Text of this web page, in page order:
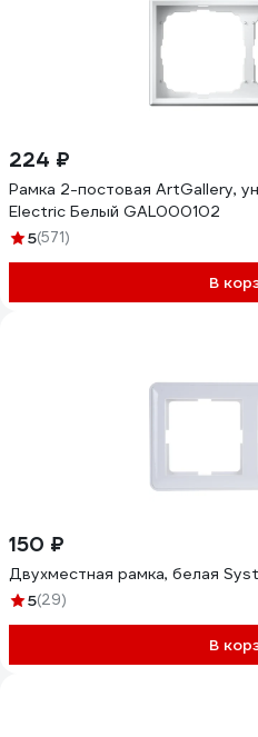
224 ₽
Рамка 2-постовая ArtGallery,
Electric Белый GAL000102
5(571)
В
150 ₽
Двухместная рамка, белая
5(29)
В